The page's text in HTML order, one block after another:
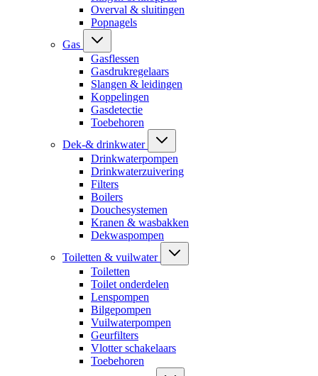
Overval & sluitingen
Popnagels
Gas
Gasflessen
Gasdrukregelaars
Slangen & leidingen
Koppelingen
Gasdetectie
Toebehoren
Dek-& drinkwater
Drinkwaterpompen
Drinkwaterzuivering
Filters
Boilers
Douchesystemen
Kranen & wasbakken
Dekwaspompen
Toiletten & vuilwater
Toiletten
Toilet onderdelen
Lenspompen
Bilgepompen
Vuilwaterpompen
Geurfilters
Vlotter schakelaars
Toebehoren